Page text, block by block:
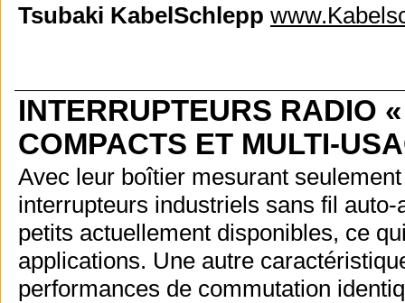
Tsubaki KabelSchlepp
INTERRUPTEURS RADIO
COMPACTS ET MULTI-
Avec leur boîtier mesurant
interrupteurs industriels sans fil
petits actuellement disponibles, ce
applications. Une autre
performances de commutation